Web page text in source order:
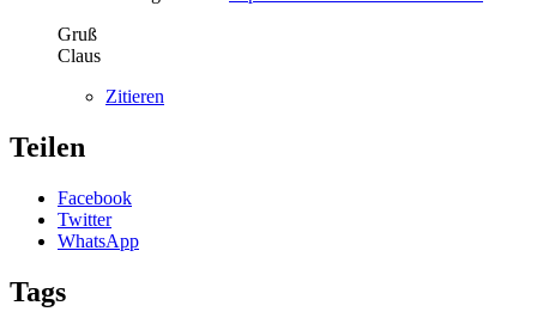
Gruß
Claus
Zitieren
Teilen
Facebook
Twitter
WhatsApp
Tags